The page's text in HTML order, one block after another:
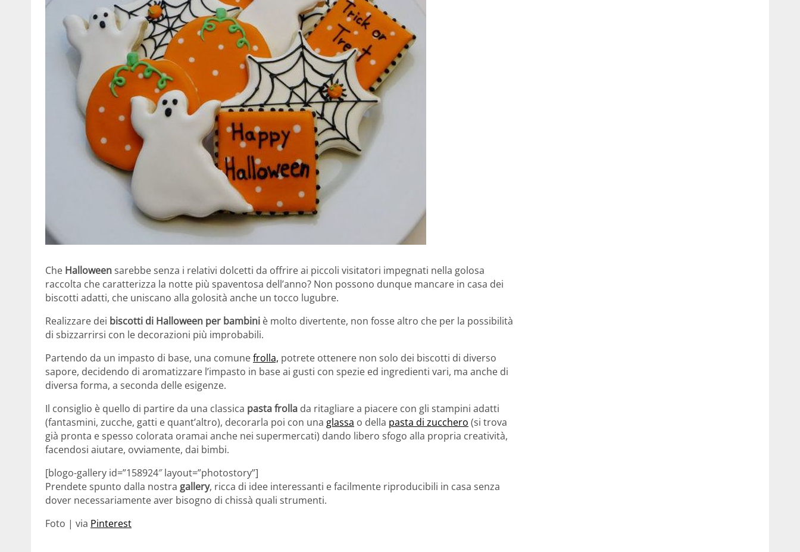
Che Halloweensarebbe senza i relativi dolcetti da offrire ai piccoli visitatori impegnati nella golosa
raccolta che caratterizza la notte più spaventosa dell’anno? Non possono dunque mancare in casa dei
biscotti adatti, che uniscano alla golosità anche un tocco lugubre.
Realizzare dei biscotti di Halloween per bambini è molto divertente, non fosse altro che per la possibilità
di sbizzarrirsi con le decorazioni più improbabili.
Partendo da un impasto di base, una comunefrolla, potrete ottenere non solo dei biscotti di diverso
sapore, decidendo di aromatizzare l’impasto in base ai gusti con spezie ed ingredienti vari, ma anche di
diversa forma, a seconda delle esigenze.
Il consiglio è quello di partire da una classica pasta frolla da ritagliare a piacere con gli stampini adatti
(fantasmini, zucche, gatti e quant’altro), decorarla poi con una glassa o della pasta di zucchero (si trova
già pronta e spesso colorata oramai anche nei supermercati) dando libero sfogo alla propria creatività,
facendosi aiutare, ovviamente, dai bimbi.
[blogo-gallery id=”158924″ layout=”photostory”]
Prendete spunto dalla nostra gallery, ricca di idee interessanti e facilmente riproducibili in casa senza
dover necessariamente aver bisogno di chissà quali strumenti.
Foto | via Pinterest